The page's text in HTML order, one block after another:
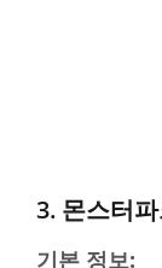
3. 몬스터
기본 정보: